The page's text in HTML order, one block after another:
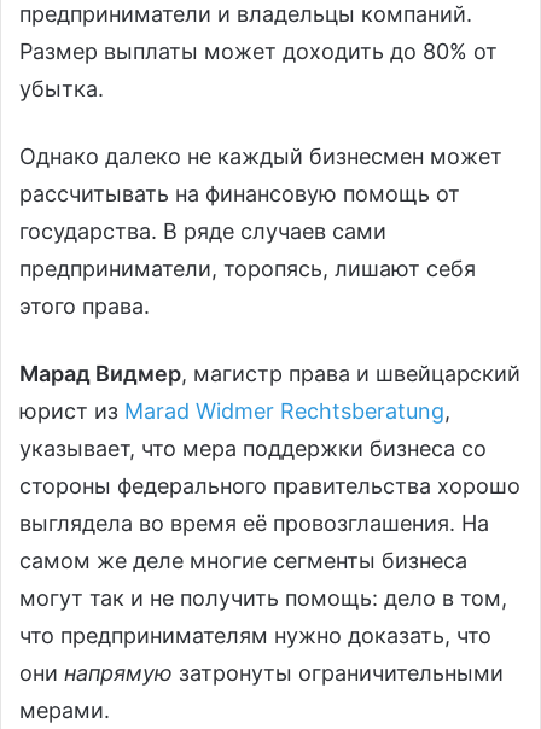
предприниматели и владельцы компаний.
Размер выплаты может доходить до 80% от
убытка.
Однако далеко не каждый бизнесмен может
рассчитывать на финансовую помощь от
государства. В ряде случаев сами
предприниматели, торопясь, лишают себя
этого права.
Марад Видмер, магистр права и швейцарский
юрист из Marad Widmer Rechtsberatung,
указывает, что мера поддержки бизнеса со
стороны федерального правительства хорошо
выглядела во время её провозглашения. На
самом же деле многие сегменты бизнеса
могут так и не получить помощь: дело в том,
что предпринимателям нужно доказать, что
они напрямую затронуты ограничительными
мерами.